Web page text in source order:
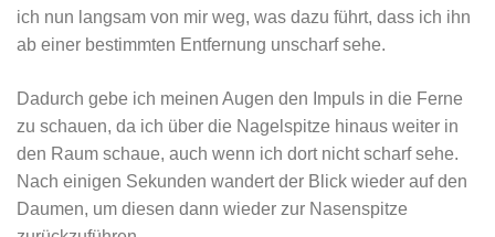
ich nun langsam von mir weg, was dazu führt, dass ich ihn
ab einer bestimmten Entfernung unscharf sehe.
Dadurch gebe ich meinen Augen den Impuls in die Ferne
zu schauen, da ich über die Nagelspitze hinaus weiter in
den Raum schaue, auch wenn ich dort nicht scharf sehe.
Nach einigen Sekunden wandert der Blick wieder auf den
Daumen, um diesen dann wieder zur Nasenspitze